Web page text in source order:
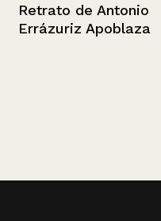
Retrato de Antonio
Errázuriz Apoblaza